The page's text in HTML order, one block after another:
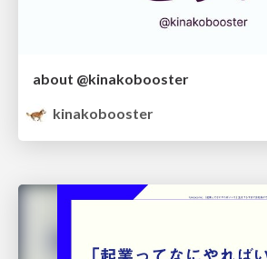
about @kinakobooster
kinakobooster